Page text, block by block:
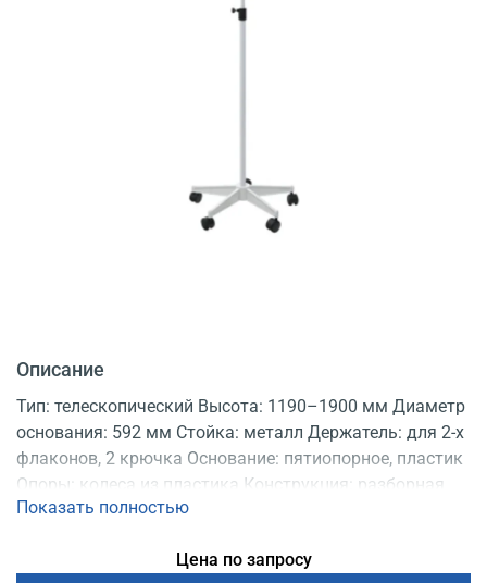
Описание
Тип: телескопический Высота: 1190–1900 мм Диаметр
основания: 592 мм Стойка: металл Держатель: для 2-х
флаконов, 2 крючка Основание: пятиопорное, пластик
Опоры: колеса из пластика Конструкция: разборная
Регистрационное удостоверение
Показать полностью
Цена по запросу